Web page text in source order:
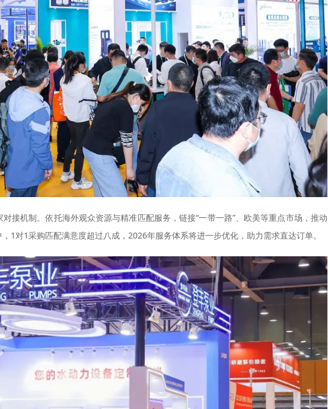
接机制。依托海外观众资源与精准匹配服务，链接“一带一路”、欧美等重点市场，推动
1对1采购匹配满意度超过八成，2026年服务体系将进一步优化，助力需求直达订单。